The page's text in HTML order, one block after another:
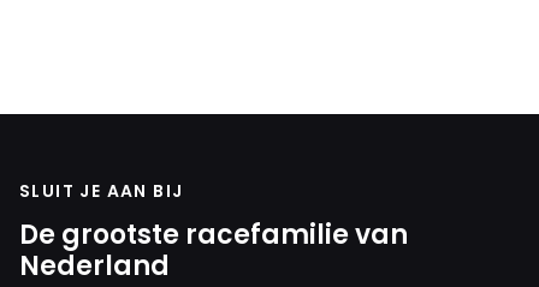
SLUIT JE AAN BIJ
De grootste racefamilie van
Nederland